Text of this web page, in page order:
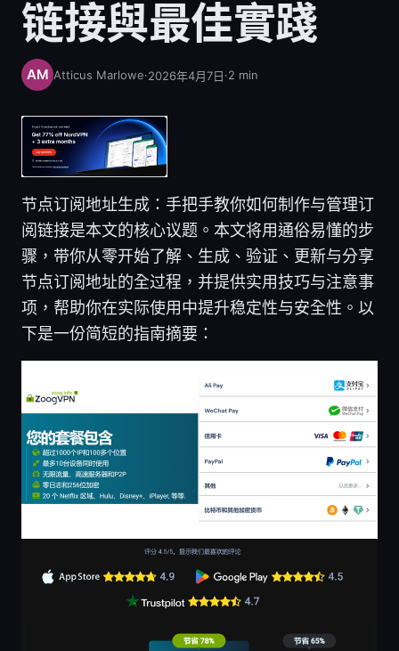
链接與最佳實踐
Atticus Marlowe·2026年4月7日·2 min
节点订阅地址生成：手把手教你如何制作与管理订
阅链接是本文的核心议题。本文将用通俗易懂的步
骤，带你从零开始了解、生成、验证、更新与分享
节点订阅地址的全过程，并提供实用技巧与注意事
项，帮助你在实际使用中提升稳定性与安全性。以
下是一份简短的指南摘要：